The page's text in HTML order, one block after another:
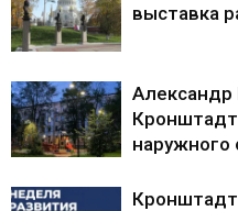
выставка
Александр